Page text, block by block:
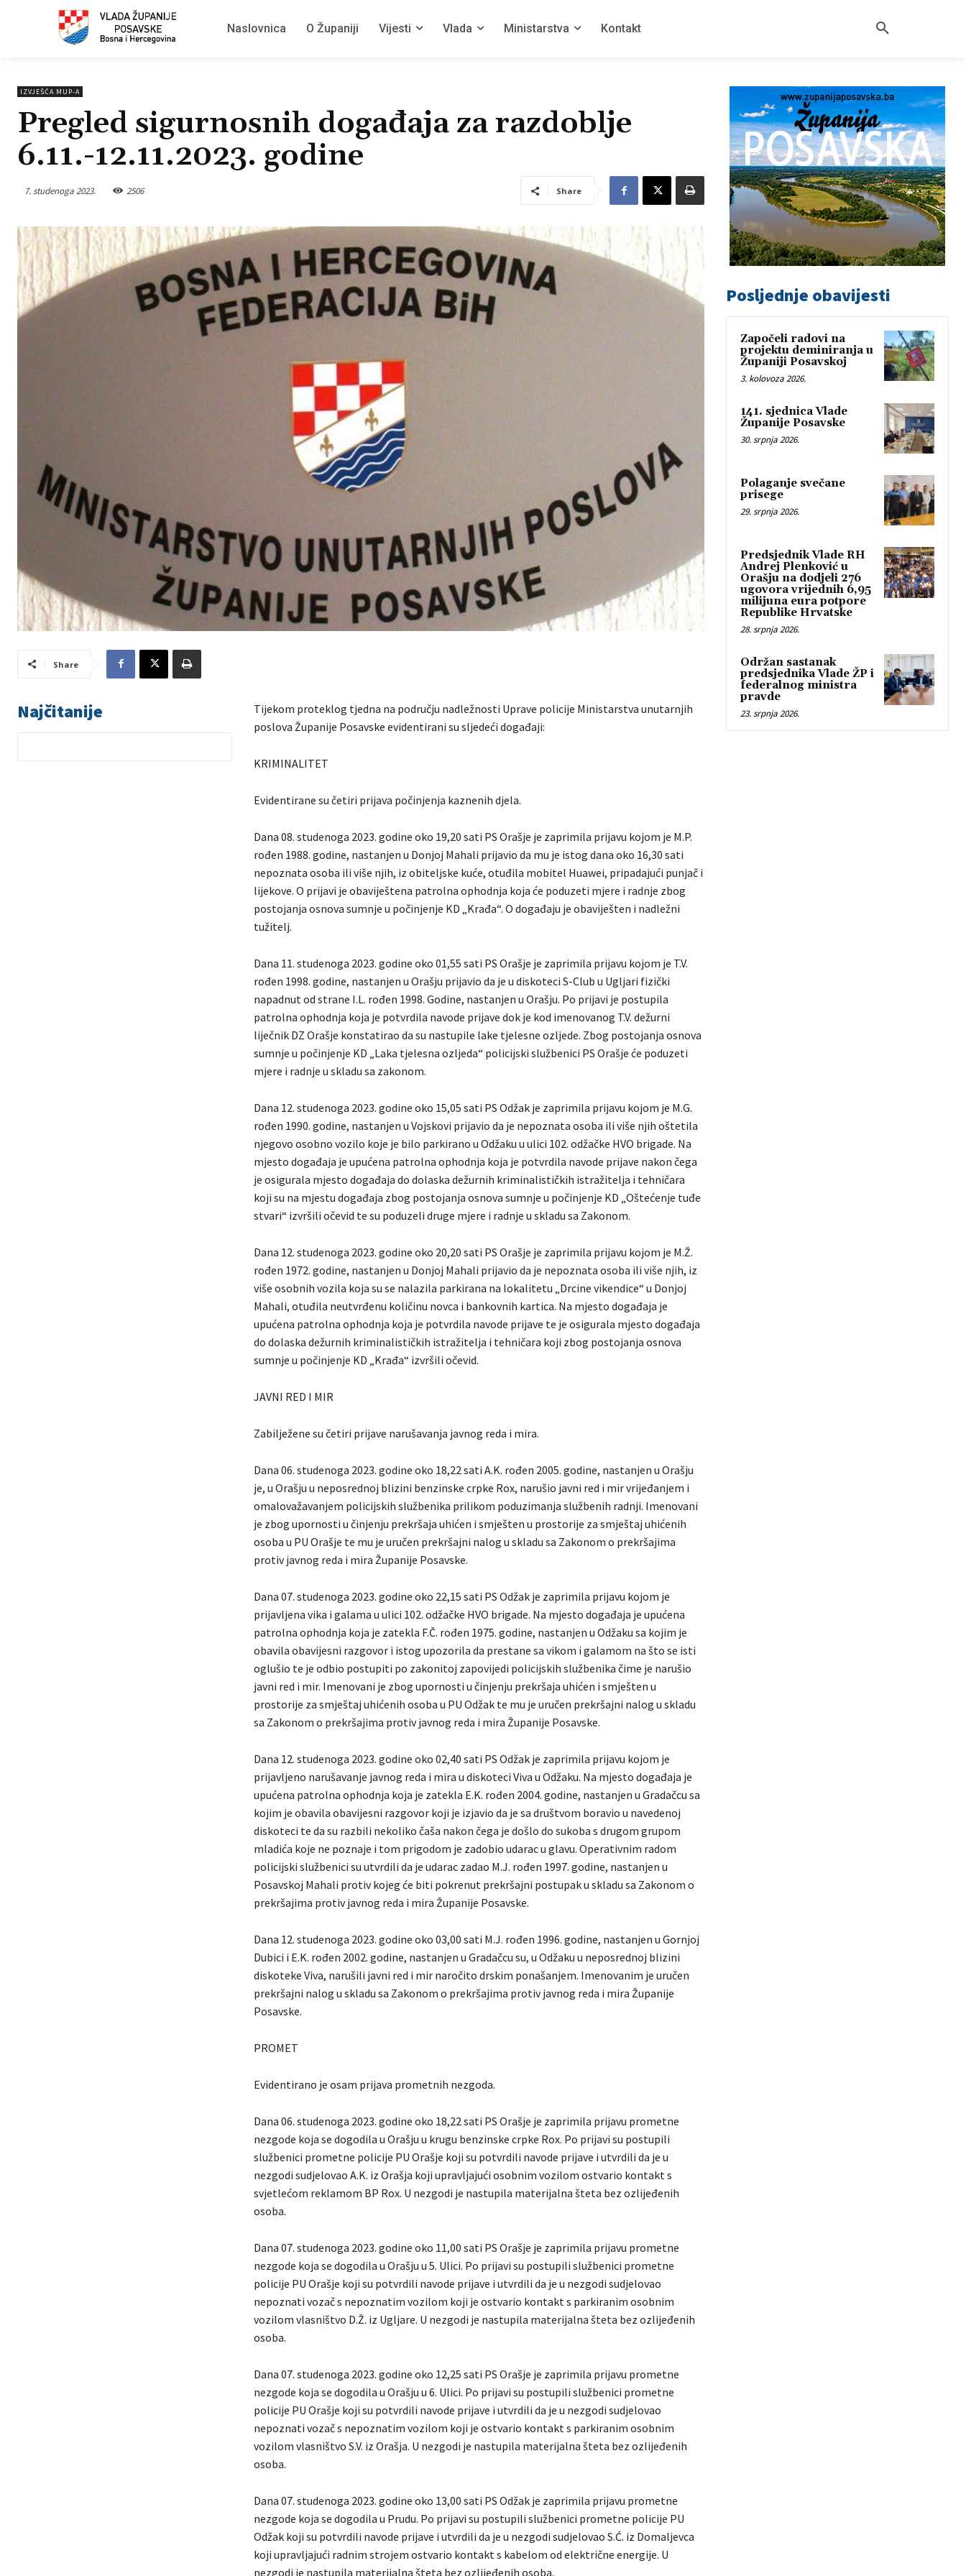
Naslovnica O Županiji Vijesti Vlada Ministarstva Kontakt
IZVJEŠĆA MUP-A
Pregled sigurnosnih događaja za razdoblje
6.11.-12.11.2023. godine
7. studenoga 2023. 2506 Share
Share
Najčitanije
Tijekom proteklog tjedna na području nadležnosti Uprave policije Ministarstva unutarnjih
poslova Županije Posavske evidentirani su sljedeći događaji:
KRIMINALITET
Evidentirane su četiri prijava počinjenja kaznenih djela.
Dana 08. studenoga 2023. godine oko 19,20 sati PS Orašje je zaprimila prijavu kojom je M.P.
rođen 1988. godine, nastanjen u Donjoj Mahali prijavio da mu je istog dana oko 16,30 sati
nepoznata osoba ili više njih, iz obiteljske kuće, otuđila mobitel Huawei, pripadajući punjač i
lijekove. O prijavi je obaviještena patrolna ophodnja koja će poduzeti mjere i radnje zbog
postojanja osnova sumnje u počinjenje KD „Krađa“. O događaju je obaviješten i nadležni
tužitelj.
Dana 11. studenoga 2023. godine oko 01,55 sati PS Orašje je zaprimila prijavu kojom je T.V.
rođen 1998. godine, nastanjen u Orašju prijavio da je u diskoteci S-Club u Ugljari fizički
napadnut od strane I.L. rođen 1998. Godine, nastanjen u Orašju. Po prijavi je postupila
patrolna ophodnja koja je potvrdila navode prijave dok je kod imenovanog T.V. dežurni
liječnik DZ Orašje konstatirao da su nastupile lake tjelesne ozljede. Zbog postojanja osnova
sumnje u počinjenje KD „Laka tjelesna ozljeda“ policijski službenici PS Orašje će poduzeti
mjere i radnje u skladu sa zakonom.
Dana 12. studenoga 2023. godine oko 15,05 sati PS Odžak je zaprimila prijavu kojom je M.G.
rođen 1990. godine, nastanjen u Vojskovi prijavio da je nepoznata osoba ili više njih oštetila
njegovo osobno vozilo koje je bilo parkirano u Odžaku u ulici 102. odžačke HVO brigade. Na
mjesto događaja je upućena patrolna ophodnja koja je potvrdila navode prijave nakon čega
je osigurala mjesto događaja do dolaska dežurnih kriminalističkih istražitelja i tehničara
koji su na mjestu događaja zbog postojanja osnova sumnje u počinjenje KD „Oštećenje tuđe
stvari“ izvršili očevid te su poduzeli druge mjere i radnje u skladu sa Zakonom.
Dana 12. studenoga 2023. godine oko 20,20 sati PS Orašje je zaprimila prijavu kojom je M.Ž.
rođen 1972. godine, nastanjen u Donjoj Mahali prijavio da je nepoznata osoba ili više njih, iz
više osobnih vozila koja su se nalazila parkirana na lokalitetu „Drcine vikendice“ u Donjoj
Mahali, otuđila neutvrđenu količinu novca i bankovnih kartica. Na mjesto događaja je
upućena patrolna ophodnja koja je potvrdila navode prijave te je osigurala mjesto događaja
do dolaska dežurnih kriminalističkih istražitelja i tehničara koji zbog postojanja osnova
sumnje u počinjenje KD „Krađa“ izvršili očevid.
JAVNI RED I MIR
Zabilježene su četiri prijave narušavanja javnog reda i mira.
Dana 06. studenoga 2023. godine oko 18,22 sati A.K. rođen 2005. godine, nastanjen u Orašju
je, u Orašju u neposrednoj blizini benzinske crpke Rox, narušio javni red i mir vrijeđanjem i
omalovažavanjem policijskih službenika prilikom poduzimanja službenih radnji. Imenovani
je zbog upornosti u činjenju prekršaja uhićen i smješten u prostorije za smještaj uhićenih
osoba u PU Orašje te mu je uručen prekršajni nalog u skladu sa Zakonom o prekršajima
protiv javnog reda i mira Županije Posavske.
Dana 07. studenoga 2023. godine oko 22,15 sati PS Odžak je zaprimila prijavu kojom je
prijavljena vika i galama u ulici 102. odžačke HVO brigade. Na mjesto događaja je upućena
patrolna ophodnja koja je zatekla F.Č. rođen 1975. godine, nastanjen u Odžaku sa kojim je
obavila obavijesni razgovor i istog upozorila da prestane sa vikom i galamom na što se isti
oglušio te je odbio postupiti po zakonitoj zapovijedi policijskih službenika čime je narušio
javni red i mir. Imenovani je zbog upornosti u činjenju prekršaja uhićen i smješten u
prostorije za smještaj uhićenih osoba u PU Odžak te mu je uručen prekršajni nalog u skladu
sa Zakonom o prekršajima protiv javnog reda i mira Županije Posavske.
Dana 12. studenoga 2023. godine oko 02,40 sati PS Odžak je zaprimila prijavu kojom je
prijavljeno narušavanje javnog reda i mira u diskoteci Viva u Odžaku. Na mjesto događaja je
upućena patrolna ophodnja koja je zatekla E.K. rođen 2004. godine, nastanjen u Gradačcu sa
kojim je obavila obavijesni razgovor koji je izjavio da je sa društvom boravio u navedenoj
diskoteci te da su razbili nekoliko čaša nakon čega je došlo do sukoba s drugom grupom
mladića koje ne poznaje i tom prigodom je zadobio udarac u glavu. Operativnim radom
policijski službenici su utvrdili da je udarac zadao M.J. rođen 1997. godine, nastanjen u
Posavskoj Mahali protiv kojeg će biti pokrenut prekršajni postupak u skladu sa Zakonom o
prekršajima protiv javnog reda i mira Županije Posavske.
Dana 12. studenoga 2023. godine oko 03,00 sati M.J. rođen 1996. godine, nastanjen u Gornjoj
Dubici i E.K. rođen 2002. godine, nastanjen u Gradačcu su, u Odžaku u neposrednoj blizini
diskoteke Viva, narušili javni red i mir naročito drskim ponašanjem. Imenovanim je uručen
prekršajni nalog u skladu sa Zakonom o prekršajima protiv javnog reda i mira Županije
Posavske.
PROMET
Evidentirano je osam prijava prometnih nezgoda.
Dana 06. studenoga 2023. godine oko 18,22 sati PS Orašje je zaprimila prijavu prometne
nezgode koja se dogodila u Orašju u krugu benzinske crpke Rox. Po prijavi su postupili
službenici prometne policije PU Orašje koji su potvrdili navode prijave i utvrdili da je u
nezgodi sudjelovao A.K. iz Orašja koji upravljajući osobnim vozilom ostvario kontakt s
svjetlećom reklamom BP Rox. U nezgodi je nastupila materijalna šteta bez ozlijeđenih
osoba.
Dana 07. studenoga 2023. godine oko 11,00 sati PS Orašje je zaprimila prijavu prometne
nezgode koja se dogodila u Orašju u 5. Ulici. Po prijavi su postupili službenici prometne
policije PU Orašje koji su potvrdili navode prijave i utvrdili da je u nezgodi sudjelovao
nepoznati vozač s nepoznatim vozilom koji je ostvario kontakt s parkiranim osobnim
vozilom vlasništvo D.Ž. iz Ugljare. U nezgodi je nastupila materijalna šteta bez ozlijeđenih
osoba.
Dana 07. studenoga 2023. godine oko 12,25 sati PS Orašje je zaprimila prijavu prometne
nezgode koja se dogodila u Orašju u 6. Ulici. Po prijavi su postupili službenici prometne
policije PU Orašje koji su potvrdili navode prijave i utvrdili da je u nezgodi sudjelovao
nepoznati vozač s nepoznatim vozilom koji je ostvario kontakt s parkiranim osobnim
vozilom vlasništvo S.V. iz Orašja. U nezgodi je nastupila materijalna šteta bez ozlijeđenih
osoba.
Dana 07. studenoga 2023. godine oko 13,00 sati PS Odžak je zaprimila prijavu prometne
nezgode koja se dogodila u Prudu. Po prijavi su postupili službenici prometne policije PU
Odžak koji su potvrdili navode prijave i utvrdili da je u nezgodi sudjelovao S.Ć. iz Domaljevca
koji upravljajući radnim strojem ostvario kontakt s kabelom od električne energije. U
nezgodi je nastupila materijalna šteta bez ozlijeđenih osoba.
Posljednje obavijesti
Započeli radovi na
projektu deminiranja u
Županiji Posavskoj
3. kolovoza 2026.
141. sjednica Vlade
Županije Posavske
30. srpnja 2026.
Polaganje svečane
prisege
29. srpnja 2026.
Predsjednik Vlade RH
Andrej Plenković u
Orašju na dodjeli 276
ugovora vrijednih 6,95
milijuna eura potpore
Republike Hrvatske
28. srpnja 2026.
Održan sastanak
predsjednika Vlade ŽP i
federalnog ministra
pravde
23. srpnja 2026.